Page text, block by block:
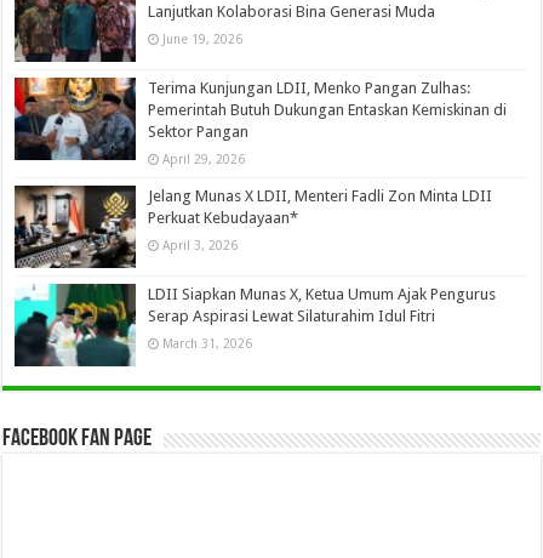
Lanjutkan Kolaborasi Bina Generasi Muda
June 19, 2026
Terima Kunjungan LDII, Menko Pangan Zulhas:
Pemerintah Butuh Dukungan Entaskan Kemiskinan di
Sektor Pangan
April 29, 2026
Jelang Munas X LDII, Menteri Fadli Zon Minta LDII
Perkuat Kebudayaan*
April 3, 2026
LDII Siapkan Munas X, Ketua Umum Ajak Pengurus
Serap Aspirasi Lewat Silaturahim Idul Fitri
March 31, 2026
Facebook Fan Page